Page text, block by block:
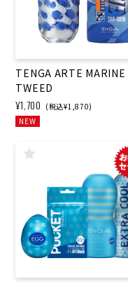
TENGA ARTE MARINE
TWEED
¥1,700 (税込¥1,870)
NEW